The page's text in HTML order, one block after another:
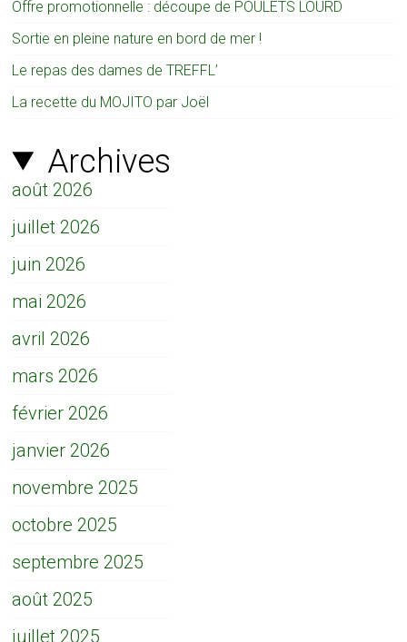
Offre promotionnelle : découpe de POULETS LOURD
Sortie en pleine nature en bord de mer !
Le repas des dames de TREFFL’
La recette du MOJITO par Joël
Archives
août 2026
juillet 2026
juin 2026
mai 2026
avril 2026
mars 2026
février 2026
janvier 2026
novembre 2025
octobre 2025
septembre 2025
août 2025
juillet 2025